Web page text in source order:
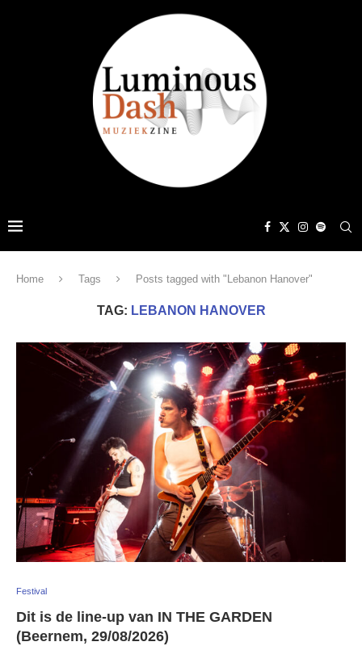
Home Tags Posts tagged with "Lebanon Hanover"
TAG: LEBANON HANOVER
Festival
Dit is de line-up van IN THE GARDEN
(Beernem, 29/08/2026)